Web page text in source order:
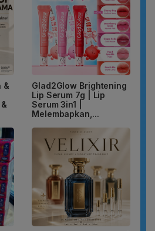
&
Glad2Glow Brightening
Lip Serum 7g | Lip
Serum 3in1 |
Melembapkan,...